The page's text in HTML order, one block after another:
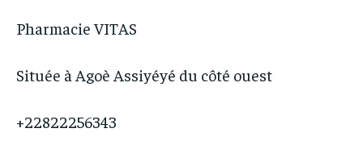
Pharmacie VITAS
Située à Agoè Assiyéyé du côté ouest
+22822256343